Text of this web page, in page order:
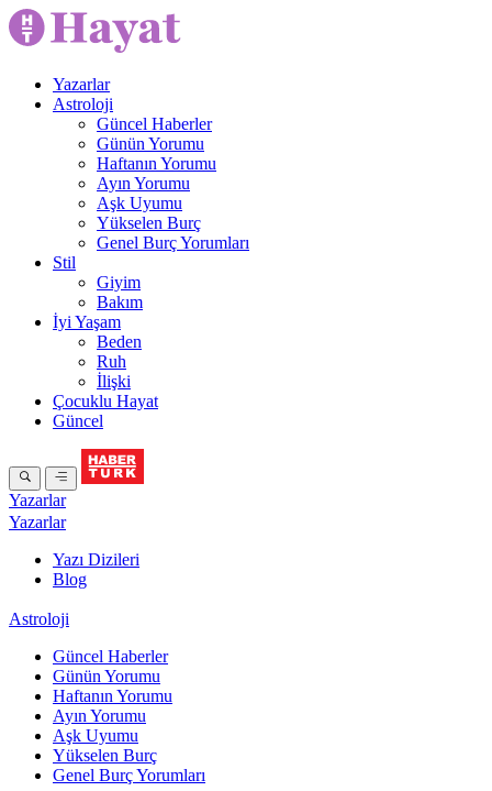
Yazarlar
Astroloji
Güncel Haberler
Günün Yorumu
Haftanın Yorumu
Ayın Yorumu
Aşk Uyumu
Yükselen Burç
Genel Burç Yorumları
Stil
Giyim
Bakım
İyi Yaşam
Beden
Ruh
İlişki
Çocuklu Hayat
Güncel
Yazarlar
Yazarlar
Yazı Dizileri
Blog
Astroloji
Güncel Haberler
Günün Yorumu
Haftanın Yorumu
Ayın Yorumu
Aşk Uyumu
Yükselen Burç
Genel Burç Yorumları